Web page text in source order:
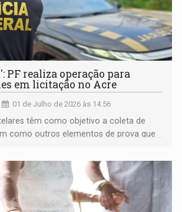
PF realiza operação para
em licitação no Acre
01 de Julho de 2026 às 14:56
têm como objetivo a coleta de
como outros elementos de prova que